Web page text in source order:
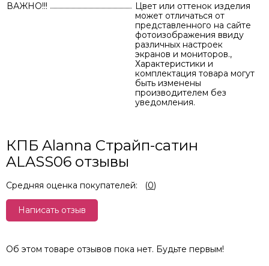
ВАЖНО!!!
Цвет или оттенок изделия
может отличаться от
представленного на сайте
фотоизображения ввиду
различных настроек
экранов и мониторов.,
Характеристики и
комплектация товара могут
быть изменены
производителем без
уведомления.
КПБ Alanna Страйп-сатин
ALASS06 отзывы
Средняя оценка покупателей: (0)
Написать отзыв
Об этом товаре отзывов пока нет. Будьте первым!